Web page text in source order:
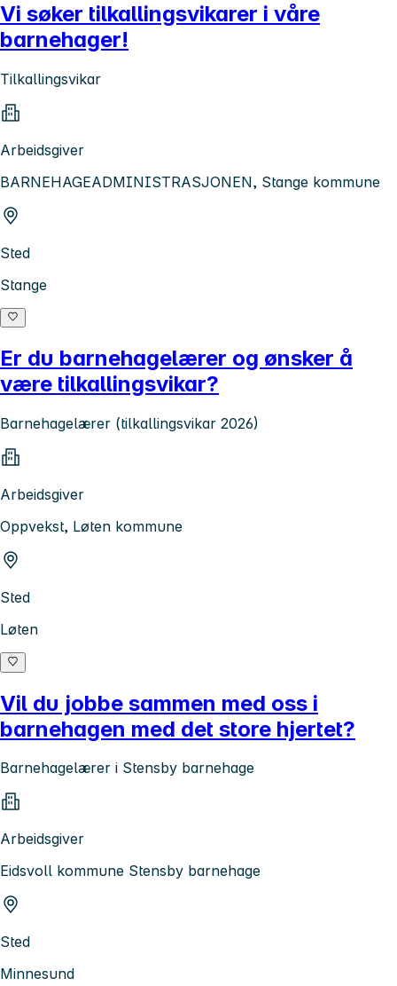
Vi søker tilkallingsvikarer i våre
barnehager!
Tilkallingsvikar
Arbeidsgiver
BARNEHAGEADMINISTRASJONEN, Stange kommune
Sted
Stange
Er du barnehagelærer og ønsker å
være tilkallingsvikar?
Barnehagelærer (tilkallingsvikar 2026)
Arbeidsgiver
Oppvekst, Løten kommune
Sted
Løten
Vil du jobbe sammen med oss i
barnehagen med det store hjertet?
Barnehagelærer i Stensby barnehage
Arbeidsgiver
Eidsvoll kommune Stensby barnehage
Sted
Minnesund